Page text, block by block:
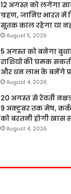
12 अगस्त को लगेगा
ग्रहण, जानिए भारत में
सूतक काल रहेगा या
August 5, 2026
5 अगस्त को बनेगा
राशियों की चमक
और धन लाभ के बनेंगे
August 4, 2026
20 अगस्त से रेवती
9 अक्टूबर तक मेष, कर्क
को बरतनी होगी खास
August 4, 2026